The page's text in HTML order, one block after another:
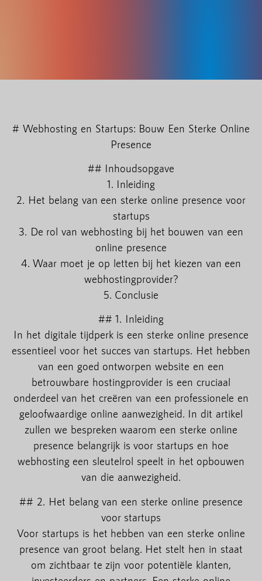
# Webhosting en Startups: Bouw Een Sterke Online
Presence
## Inhoudsopgave
1. Inleiding
2. Het belang van een sterke online presence voor
startups
3. De rol van webhosting bij het bouwen van een
online presence
4. Waar moet je op letten bij het kiezen van een
webhostingprovider?
5. Conclusie
## 1. Inleiding
In het digitale tijdperk is een sterke online presence
essentieel voor het succes van startups. Het hebben
van een goed ontworpen website en een
betrouwbare hostingprovider is een cruciaal
onderdeel van het creëren van een professionele en
geloofwaardige online aanwezigheid. In dit artikel
zullen we bespreken waarom een sterke online
presence belangrijk is voor startups en hoe
webhosting een sleutelrol speelt in het opbouwen
van die aanwezigheid.
## 2. Het belang van een sterke online presence
voor startups
Voor startups is het hebben van een sterke online
presence van groot belang. Het stelt hen in staat
om zichtbaar te zijn voor potentiële klanten,